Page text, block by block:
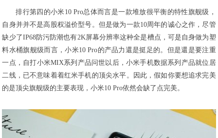
排行第四的小米10 Pro总体而言是一款堆放很平衡的特性旗舰级，
自身并并不是高股权溢价型号。但是做为一款10周年的诚心之作，尽管
缺少了IP68防污防潮也有2K屏幕分辨率这种全是槽点，可是自身做为塑
料水桶旗舰级而言，小米10 Pro的产品力還是挺足的。但是還是要注重
一点，自打小米MIX系列产品问世以后，小米手机数据系列产品就位居
二线，已不意味着着红米手机的顶尖水平。因此，假如你要想追求完美
的是顶尖旗舰级的主要表现，小米10 Pro依然会缺了点完美。